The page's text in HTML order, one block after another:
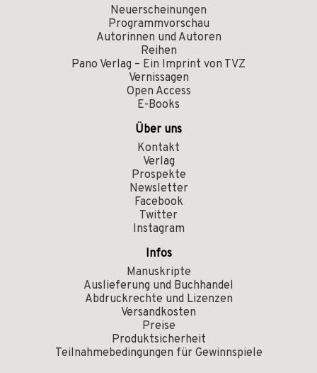
Neuerscheinungen
Programmvorschau
Autorinnen und Autoren
Reihen
Pano Verlag – Ein Imprint von TVZ
Vernissagen
Open Access
E-Books
Über uns
Kontakt
Verlag
Prospekte
Newsletter
Facebook
Twitter
Instagram
Infos
Manuskripte
Auslieferung und Buchhandel
Abdruckrechte und Lizenzen
Versandkosten
Preise
Produktsicherheit
Teilnahmebedingungen für Gewinnspiele